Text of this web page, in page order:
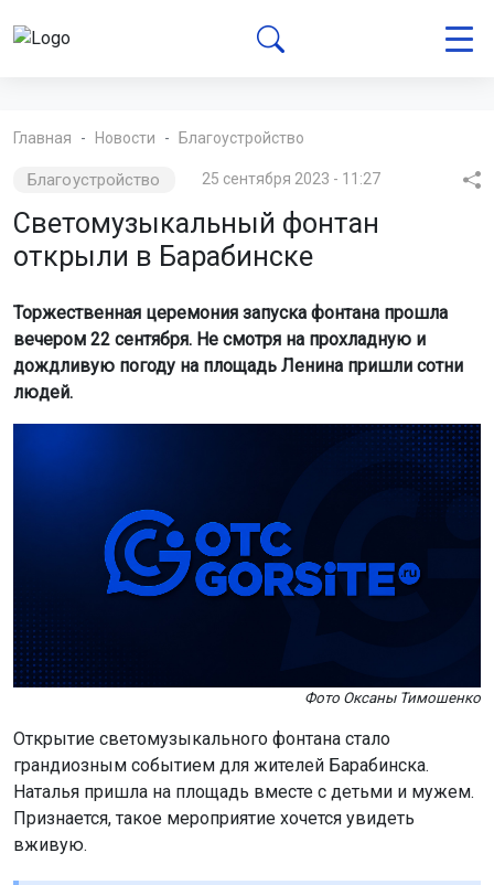
Главная Новости Благоустройство
Благоустройство 25 сентября 2023 - 11:27
Светомузыкальный фонтан
открыли в Барабинске
Торжественная церемония запуска фонтана прошла
вечером 22 сентября. Не смотря на прохладную и
дождливую погоду на площадь Ленина пришли сотни
людей.
Фото Оксаны Тимошенко
Открытие светомузыкального фонтана стало
грандиозным событием для жителей Барабинска.
Наталья пришла на площадь вместе с детьми и мужем.
Признается, такое мероприятие хочется увидеть
вживую.